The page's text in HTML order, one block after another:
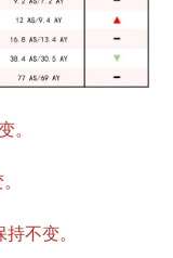
。
持不变。